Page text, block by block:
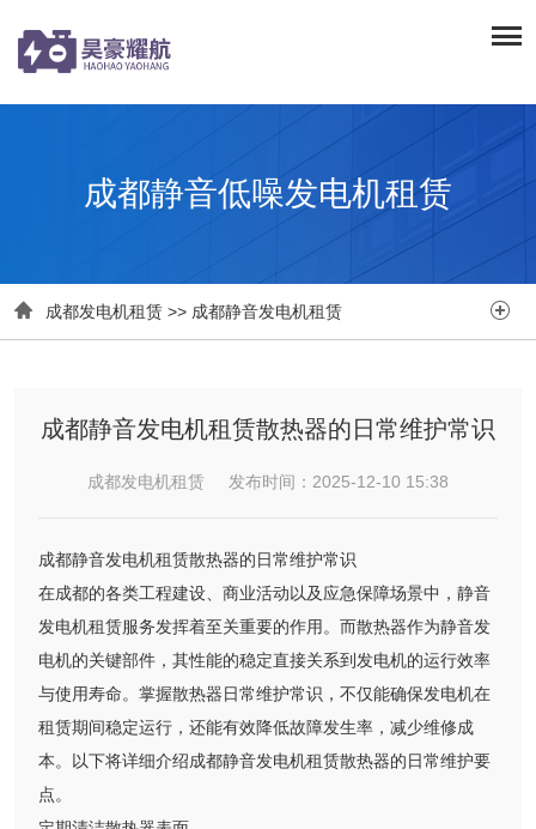
成都静音低噪发电机租赁
 成都发电机租赁 >> 成都静音发电机租赁 
成都静音发电机租赁散热器的日常维护常识
成都发电机租赁 发布时间：2025-12-10 15:38
成都静音发电机租赁散热器的日常维护常识
在成都的各类工程建设、商业活动以及应急保障场景中，静音
发电机租赁服务发挥着至关重要的作用。而散热器作为静音发
电机的关键部件，其性能的稳定直接关系到发电机的运行效率
与使用寿命。掌握散热器日常维护常识，不仅能确保发电机在
租赁期间稳定运行，还能有效降低故障发生率，减少维修成
本。以下将详细介绍成都静音发电机租赁散热器的日常维护要
点。